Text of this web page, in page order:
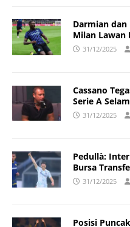
Darmian dan
Milan Lawan
31/12/2025
Cassano
Serie A
31/12/2025
Pedullà:
Bursa
31/12/2025
Posisi